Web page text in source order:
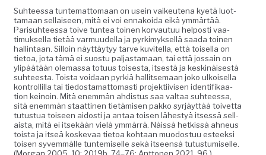
Suh­teessa tun­tem­at­tomaan on usein vaikeutena kyetä luot­
ta­maan sel­l­aiseen, mitä ei voi ennakoi­da eikä ymmärtää.
Parisuh­teessa toive tun­tea toinen kor­vau­tuu hel­posti vaa­
timuk­sel­la tietää var­muudel­la ja pyrkimyk­sel­lä saa­da toinen
hallintaan. Sil­loin näyt­täy­tyy tarve kuvitel­la, että toisel­la on
tietoa, jota tämä ei suos­tu pal­jas­ta­maan, tai että jos­sain on
ylipäätään ole­mas­sa totu­us tois­es­ta, itses­tä ja keskinäis­es­tä
suh­teesta. Toista voidaan pyrk­iä hal­lit­se­maan joko ulkoisel­la
kon­trol­lil­la tai tiedosta­mat­tomasti pro­jek­ti­ivisen iden­ti­fikaa­
tion keinoin. Mitä enem­män ahdis­tus saa val­taa suh­teessa,
sitä enem­män staat­ti­nen tietämisen pakko syr­jäyt­tää toivet­ta
tutus­tua toiseen aidosti ja antaa toisen läh­estyä itsessä sel­l­
aista, mitä ei itsekään vielä ymmär­rä. Näis­sä het­kissä ahneus
toista ja itseä koske­vaa tietoa kohtaan muo­dos­tuu esteek­si
toisen syvem­mälle tun­temiselle sekä itseen­sä tutus­tu­miselle.